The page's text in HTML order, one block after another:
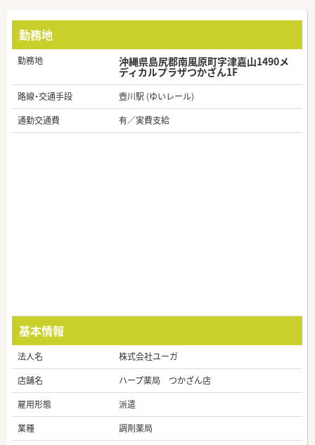
勤務地
勤務地 沖縄県島尻郡南風原町字津嘉山1490メ
ディカルプラザつかざん1F
路線・交通手段
壺川駅 (ゆいレール)
通勤交通費
有／実費支給
基本情報
法人名
株式会社ユーガ
店舗名
ハープ薬局 つかざん店
雇用形態
派遣
業種
調剤薬局